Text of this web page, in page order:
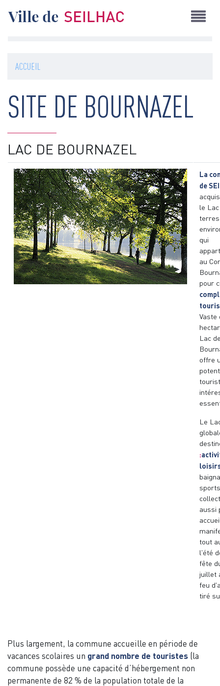
au
ACCUEIL
SITE DE BOURNAZEL
LAC DE BOURNAZEL
La
de
le
terres
qui
au
pour
Vaste
Lac
offre
Le
:
sports
aussi
tout
l'été
fête
juillet
feu
tiré
Plus largement, la commune accueille en période de
vacances scolaires un grand nombre de touristes (la
commune possède une capacité d’hébergement non
permanente de 82 % de la population totale de la